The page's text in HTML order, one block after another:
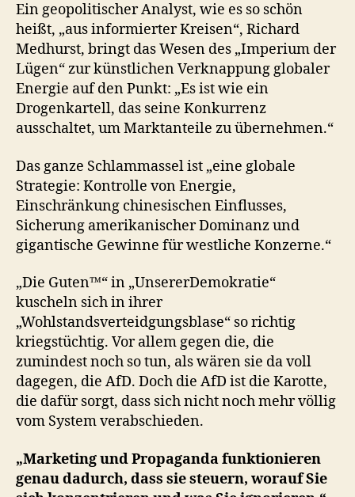
Ein geopolitischer Analyst, wie es so schön
heißt, „aus informierter Kreisen“, Richard
Medhurst, bringt das Wesen des „Imperium der
Lügen“ zur künstlichen Verknappung globaler
Energie auf den Punkt: „Es ist wie ein
Drogenkartell, das seine Konkurrenz
ausschaltet, um Marktanteile zu übernehmen.“
Das ganze Schlammassel ist „eine globale
Strategie: Kontrolle von Energie,
Einschränkung chinesischen Einflusses,
Sicherung amerikanischer Dominanz und
gigantische Gewinne für westliche Konzerne.“
„Die Guten™“ in „UnsererDemokratie“
kuscheln sich in ihrer
„Wohlstandsverteidgungsblase“ so richtig
kriegstüchtig. Vor allem gegen die, die
zumindest noch so tun, als wären sie da voll
dagegen, die AfD. Doch die AfD ist die Karotte,
die dafür sorgt, dass sich nicht noch mehr völlig
vom System verabschieden.
„Marketing und Propaganda funktionieren
genau dadurch, dass sie steuern, worauf Sie